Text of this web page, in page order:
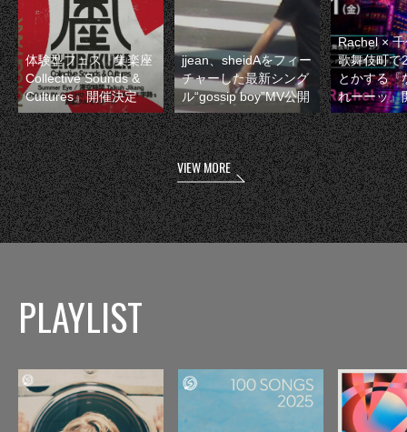
体験型フェス『集楽座
Collective Sounds &
Cultures』開催決定
jjean、sheidAをフィー
チャーした最新シング
ル“gossip boy”MV公開
Rachel ×
歌舞伎町で
とかする『
れーーッ』
VIEW MORE
PLAYLIST